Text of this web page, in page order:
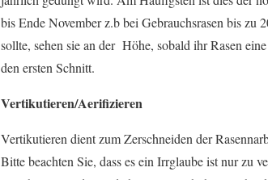
bis Ende November z.b bei Gebrauchsrasen bis zu
sollte, sehen sie an der Höhe, sobald ihr Rasen
den ersten Schnitt.
Vertikutieren/Aerifizieren
Vertikutieren dient zum Zerschneiden der
Bitte beachten Sie, dass es ein Irrglaube ist nur zu